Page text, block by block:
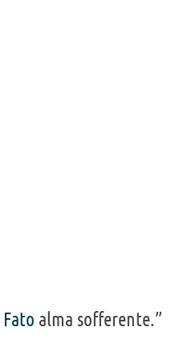
Fato alma sofferente.”